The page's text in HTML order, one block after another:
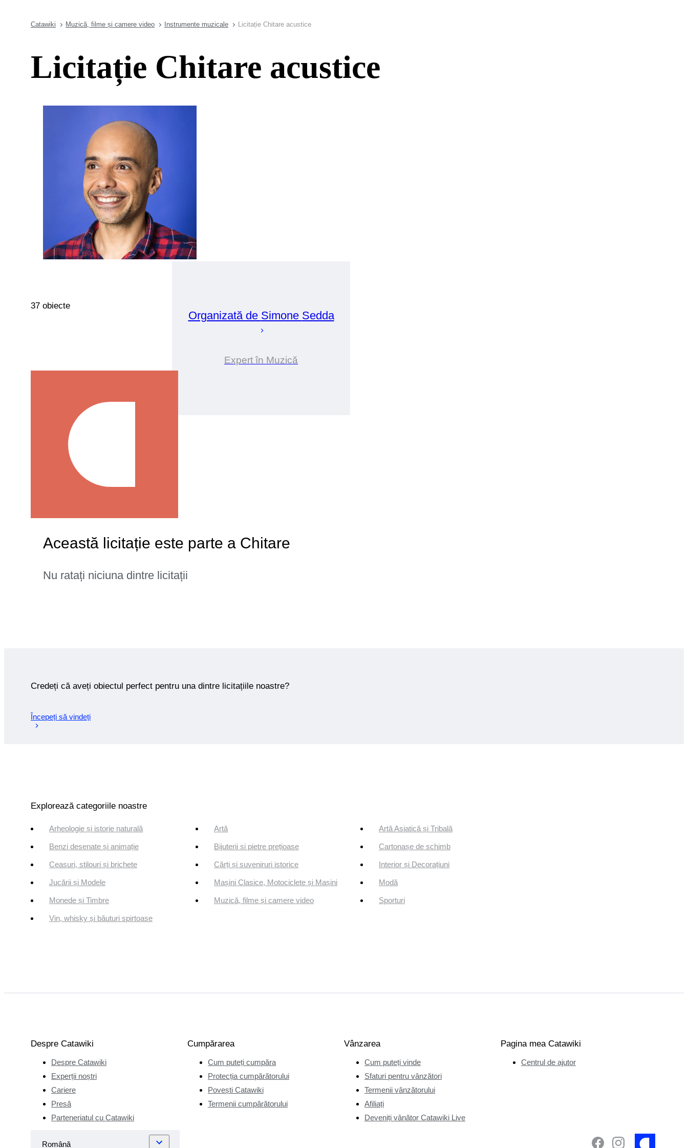
Catawiki Muzică, filme și camere video Instrumente muzicale Licitație Chitare acustice
Licitație Chitare acustice
Organizată de Simone Sedda
Expert în Muzică
37 obiecte
Această licitație este parte a Chitare
Nu ratați niciuna dintre licitații
Credeți că aveți obiectul perfect pentru una dintre licitațiile noastre?
Începeți să vindeți
Explorează categoriile noastre
Arheologie și istorie naturală Artă Artă Asiatică și Tribală
Benzi desenate și animație Bijuterii si pietre prețioase Cartonașe de schimb
Ceasuri, stilouri și brichete Cărți și suveniruri istorice Interior și Decorațiuni
Jucării și Modele Mașini Clasice, Motociclete și Mașini Modă
Monede și Timbre Muzică, filme și camere video Sporturi
Vin, whisky și băuturi spirtoase
Despre Catawiki
Despre Catawiki
Experții noștri
Cariere
Presă
Parteneriatul cu Catawiki
Cumpărarea
Cum puteți cumpăra
Protecția cumpărătorului
Povești Catawiki
Termenii cumpărătorului
Vânzarea
Cum puteți vinde
Sfaturi pentru vânzători
Termenii vânzătorului
Afiliați
Deveniți vânător Catawiki Live
Pagina mea Catawiki
Centrul de ajutor